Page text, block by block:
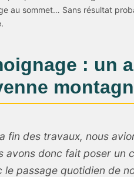
au sommet… Sans résultat
: un
fin des travaux, nous
avons donc fait poser un
le passage quotidien de